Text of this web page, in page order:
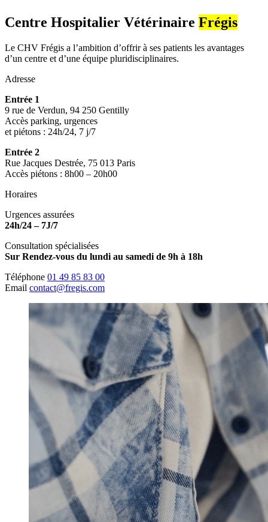
Centre Hospitalier Vétérinaire Frégis
Le CHV Frégis a l’ambition d’offrir à ses patients les avantages
d’un centre et d’une équipe pluridisciplinaires.
Adresse
Entrée 1
9 rue de Verdun, 94 250 Gentilly
Accès parking, urgences
et piétons : 24h/24, 7 j/7
Entrée 2
Rue Jacques Destrée, 75 013 Paris
Accès piétons : 8h00 – 20h00
Horaires
Urgences assurées
24h/24 – 7J/7
Consultation spécialisées
Sur Rendez-vous du lundi au samedi de 9h à 18h
Téléphone 01 49 85 83 00
Email contact@fregis.com